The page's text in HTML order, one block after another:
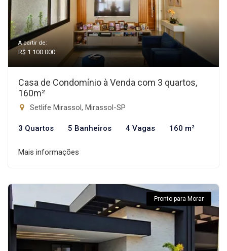
A partir de:
R$ 1.100.000
Casa de Condomínio à Venda com 3 quartos,
160m²
Setlife Mirassol, Mirassol-SP
3 Quartos 5 Banheiros 4 Vagas 160 m²
Mais informações
Pronto para Morar